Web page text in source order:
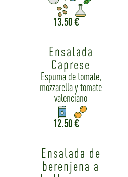
13.50 €
Ensalada
Caprese
Espuma de tomate,
mozzarella y tomate
valenciano
12.50 €
Ensalada de
berenjena a